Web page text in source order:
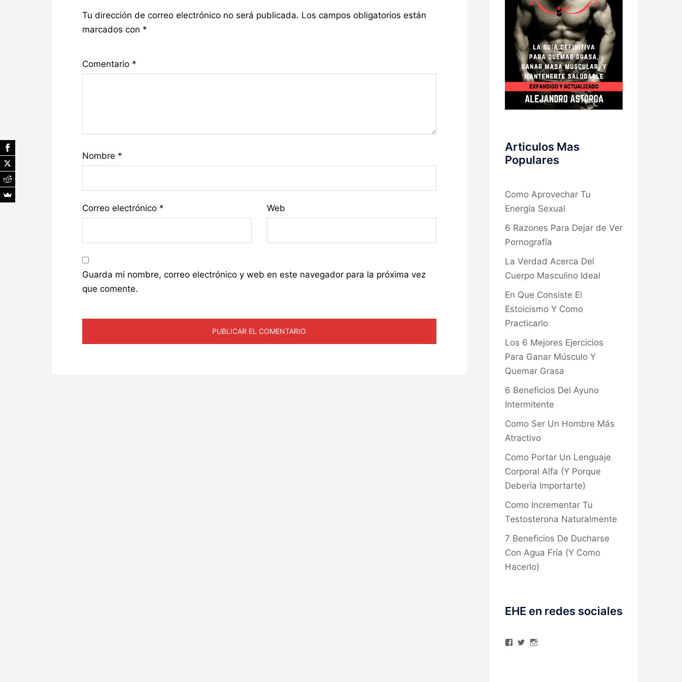
Tu dirección de correo electrónico no será publicada. Los campos obligatorios están
marcados con *
Comentario *
Nombre *
Correo electrónico * Web
Guarda mi nombre, correo electrónico y web en este navegador para la próxima vez
que comente.
Articulos Mas
Populares
Como Aprovechar Tu
Energía Sexual
6 Razones Para Dejar de Ver
Pornografía
La Verdad Acerca Del
Cuerpo Masculino Ideal
En Que Consiste El
Estoicismo Y Como
Practicarlo
Los 6 Mejores Ejercicios
Para Ganar Músculo Y
Quemar Grasa
6 Beneficios Del Ayuno
Intermitente
Como Ser Un Hombre Más
Atractivo
Como Portar Un Lenguaje
Corporal Alfa (Y Porque
Debería Importarte)
Como Incrementar Tu
Testosterona Naturalmente
7 Beneficios De Ducharse
Con Agua Fría (Y Como
Hacerlo)
EHE en redes sociales
Ver
VerVer